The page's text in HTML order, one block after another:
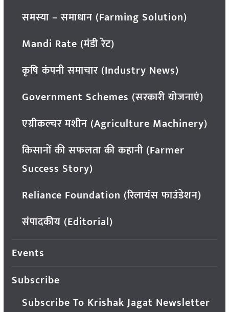
समस्या – समाधान (Farming Solution)
Mandi Rate (मंडी रेट)
कृषि कंपनी समाचार (Industry News)
Government Schemes (सरकारी योजनाएं)
एग्रीकल्चर मशीन (Agriculture Machinery)
किसानों की सफलता की कहानी (Farmer
Success Story)
Reliance Foundation (रिलायंस फाउंडेशन)
संपादकीय (Editorial)
Events
Subscribe
Subscribe To Krishak Jagat Newsletter